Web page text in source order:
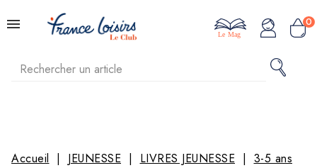
0
Le Mag
Accueil JEUNESSE LIVRES JEUNESSE
3-5 ans